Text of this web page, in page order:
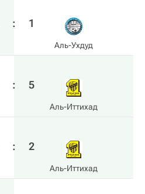
: 1
Аль-Ухдуд
: 5
Аль-Иттихад
: 2
Аль-Иттихад